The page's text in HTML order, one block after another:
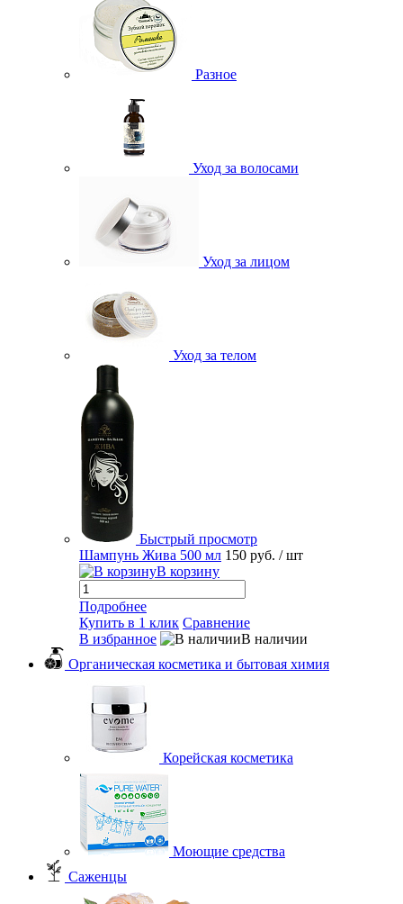
Разное
Уход за волосами
Уход за лицом
Уход за телом
Быстрый просмотр
Шампунь Жива 500 мл 150 руб. / шт
В корзину
Подробнее
Купить в 1 клик Сравнение
В избранное
В наличии
Органическая косметика и бытовая химия
Корейская косметика
Моющие средства
Саженцы